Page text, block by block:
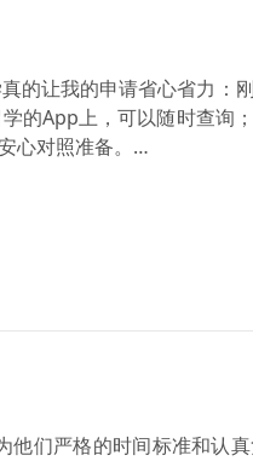
的让我的申请省心省力：
的App上，可以随时查询
对照准备。
和注意事项，可以说是让
少了不必要的焦虑。
们严格的时间标准和认